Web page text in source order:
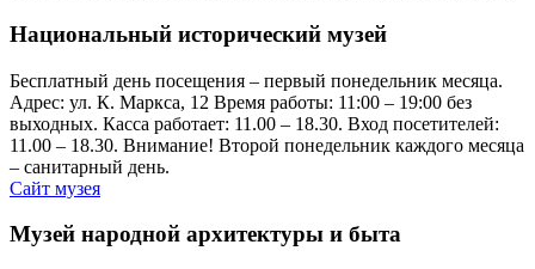
Национальный исторический музей
Бесплатный день посещения – первый понедельник месяца.
Адрес: ул. К. Маркса, 12 Время работы: 11:00 – 19:00 без
выходных. Касса работает: 11.00 – 18.30. Вход посетителей:
11.00 – 18.30. Внимание! Второй понедельник каждого месяца
– санитарный день.
Сайт музея
Музей народной архитектуры и быта